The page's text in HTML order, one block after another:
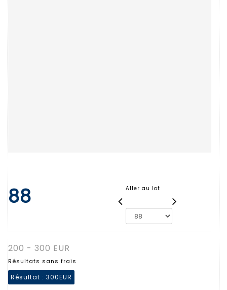
88 Aller au lot
200 - 300 EUR
Résultats sans frais
Résultat : 300EUR